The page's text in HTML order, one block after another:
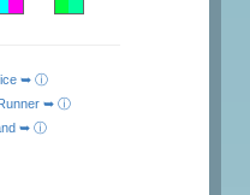
➥ ⓘ
Runner ➥ ⓘ
➥ ⓘ